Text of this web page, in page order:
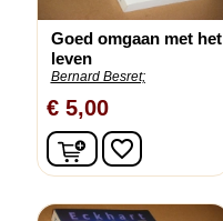
Goed omgaan met het
leven
Bernard Besret;
€ 5,00
In winkelwagen
favorite_border